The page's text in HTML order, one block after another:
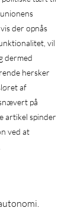
der opnås
vil
dermed
hersker
af
på
artikel spinder
ved at